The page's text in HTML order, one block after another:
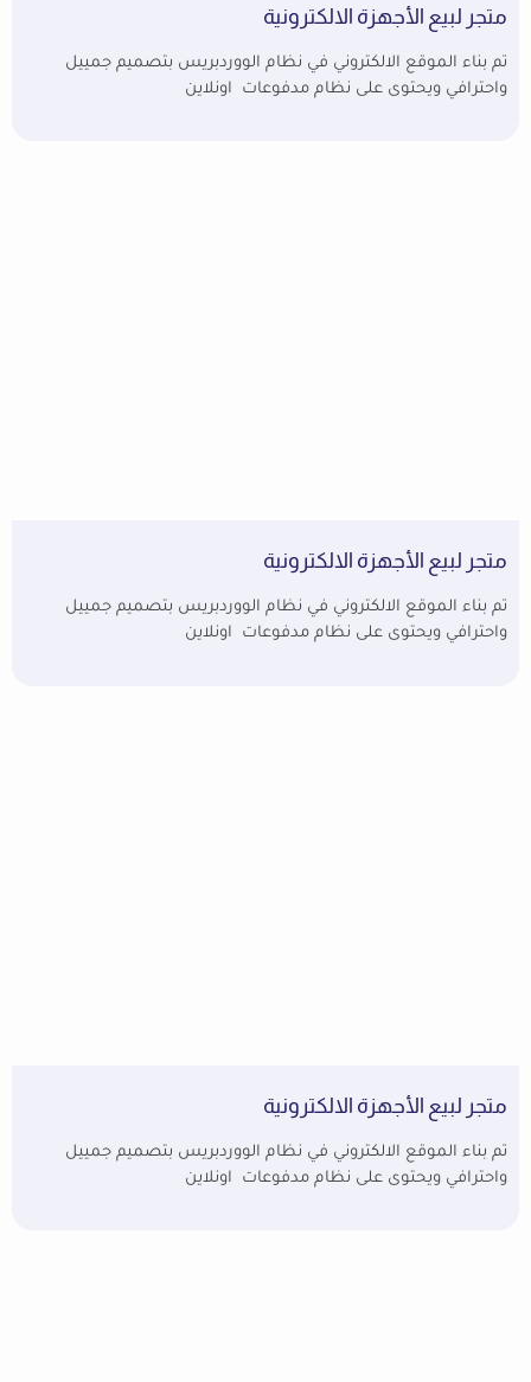
متجر لبيع الأجهزة الالكترونية
تم بناء الموقع الالكتروني في نظام الووردبريس بتصميم جمييل
واحترافي ويحتوى على نظام مدفوعات اونلاين
متجر لبيع الأجهزة الالكترونية
تم بناء الموقع الالكتروني في نظام الووردبريس بتصميم جمييل
واحترافي ويحتوى على نظام مدفوعات اونلاين
متجر لبيع الأجهزة الالكترونية
تم بناء الموقع الالكتروني في نظام الووردبريس بتصميم جمييل
واحترافي ويحتوى على نظام مدفوعات اونلاين